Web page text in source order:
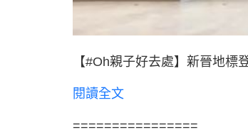
【#Oh親子好去處】新晉地
閱讀全文
================